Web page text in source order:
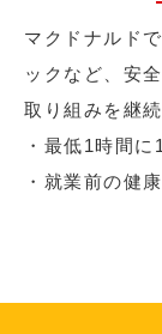
マクドナルド
ックなど、安
取り組みを継
・最低1時間
・就業前の健